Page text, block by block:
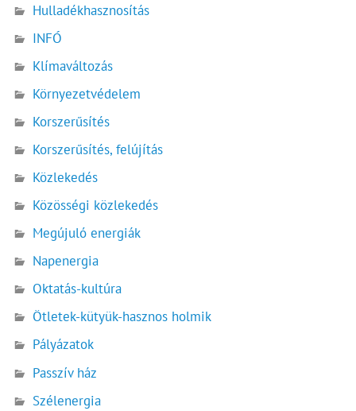
Hulladékhasznosítás
INFÓ
Klímaváltozás
Környezetvédelem
Korszerűsítés
Korszerűsítés, felújítás
Közlekedés
Közösségi közlekedés
Megújuló energiák
Napenergia
Oktatás-kultúra
Ötletek-kütyük-hasznos holmik
Pályázatok
Passzív ház
Szélenergia